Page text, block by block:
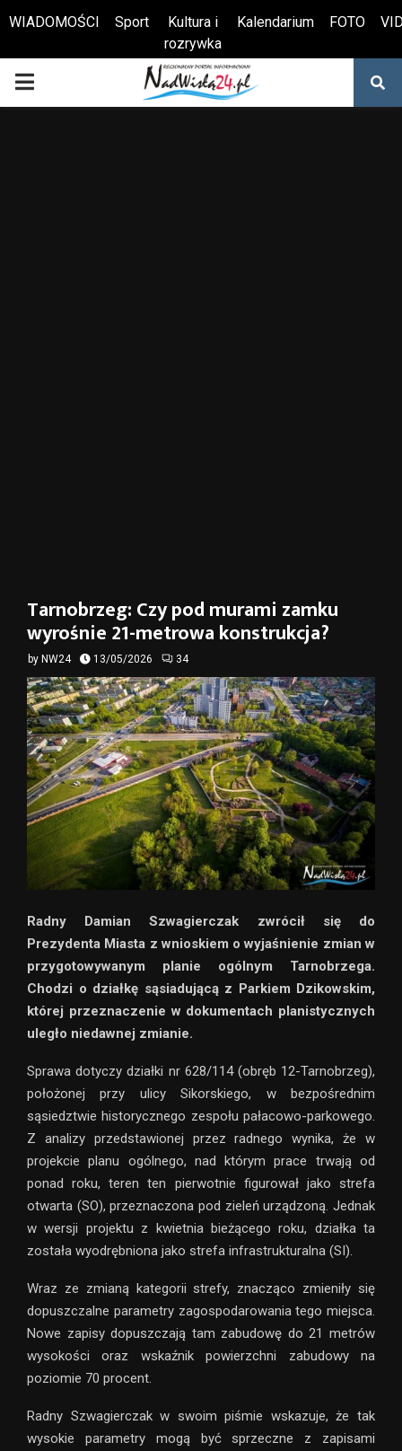
Otwórz pasek narzędzi
WIADOMOŚCI Sport
Kultura i
rozrywka
Kalendarium FOTO
PRIMARY
Tarnobrzeg: Czy pod murami zamku
wyrośnie 21-metrowa konstrukcja?
by NW24 13/05/2026 34
Radny Damian Szwagierczak zwrócił się do
Prezydenta Miasta z wnioskiem o wyjaśnienie zmian w
przygotowywanym planie ogólnym Tarnobrzega.
Chodzi o działkę sąsiadującą z Parkiem Dzikowskim,
której przeznaczenie w dokumentach planistycznych
uległo niedawnej zmianie.
Sprawa dotyczy działki nr 628/114 (obręb 12-Tarnobrzeg),
położonej przy ulicy Sikorskiego, w bezpośrednim
sąsiedztwie historycznego zespołu pałacowo-parkowego.
Z analizy przedstawionej przez radnego wynika, że w
projekcie planu ogólnego, nad którym prace trwają od
ponad roku, teren ten pierwotnie figurował jako strefa
otwarta (SO), przeznaczona pod zieleń urządzoną. Jednak
w wersji projektu z kwietnia bieżącego roku, działka ta
została wyodrębniona jako strefa infrastrukturalna (SI).
Wraz ze zmianą kategorii strefy, znacząco zmieniły się
dopuszczalne parametry zagospodarowania tego miejsca.
Nowe zapisy dopuszczają tam zabudowę do 21 metrów
wysokości oraz wskaźnik powierzchni zabudowy na
poziomie 70 procent.
Radny Szwagierczak w swoim piśmie wskazuje, że tak
wysokie parametry mogą być sprzeczne z zapisami